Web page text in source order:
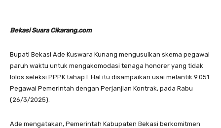
Bekasi Suara Cikarang.com
Bupati Bekasi Ade Kuswara Kunang mengusulkan skema pegawai
paruh waktu untuk mengakomodasi tenaga honorer yang tidak
lolos seleksi PPPK tahap I. Hal itu disampaikan usai melantik 9.051
Pegawai Pemerintah dengan Perjanjian Kontrak, pada Rabu
(26/3/2025).
Ade mengatakan, Pemerintah Kabupaten Bekasi berkomitmen